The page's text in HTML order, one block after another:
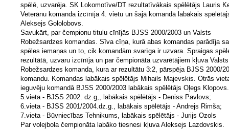
spēlē, uzvarēja. SK Lokomotīve/DT rezultatīvākais spēlētājs Lauris
Veterānu komanda izcīnīja 4. vietu un šajā komandā labākais
Aleksejs Gololobovs.
Savukārt, par čempionu titulu cīnījās BJSS 2000/2003 un Valsts
Robežsardzes komandas. Sīva cīņa, kurā abas komandas parādīja
spēles iemaņas un to, cik komandām svarīga ir uzvara. Spraigas
rezultātā, uzvaru izcīnīja un par čempionāta uzvarētājiem kļuva Valsts
Robežsardzes komanda, kura ar rezultātu 3:2, pārspēja BJSS 2000/
komandu. Komandas labākais spēlētājs Mihails Majevskis. Otrās
ieguvēju komandā BJSS 2000/2003 labākais spēlētājs Oļegs Klopovs.
5.vieta - BJSS 2002. dz.g,, labākais spēlētājs - Deniss Pavlovs;
6.vieta - BJSS 2001/2004.dz.g., labākais spēlētājs - Andrejs Rimša;
7.vieta - Būvniecības Tehnikums, labākais spēlētājs - Jurijs Ozols
Par volejbola čempionāta labāko tiesnesi kļuva Aleksejs Lazdovskis.